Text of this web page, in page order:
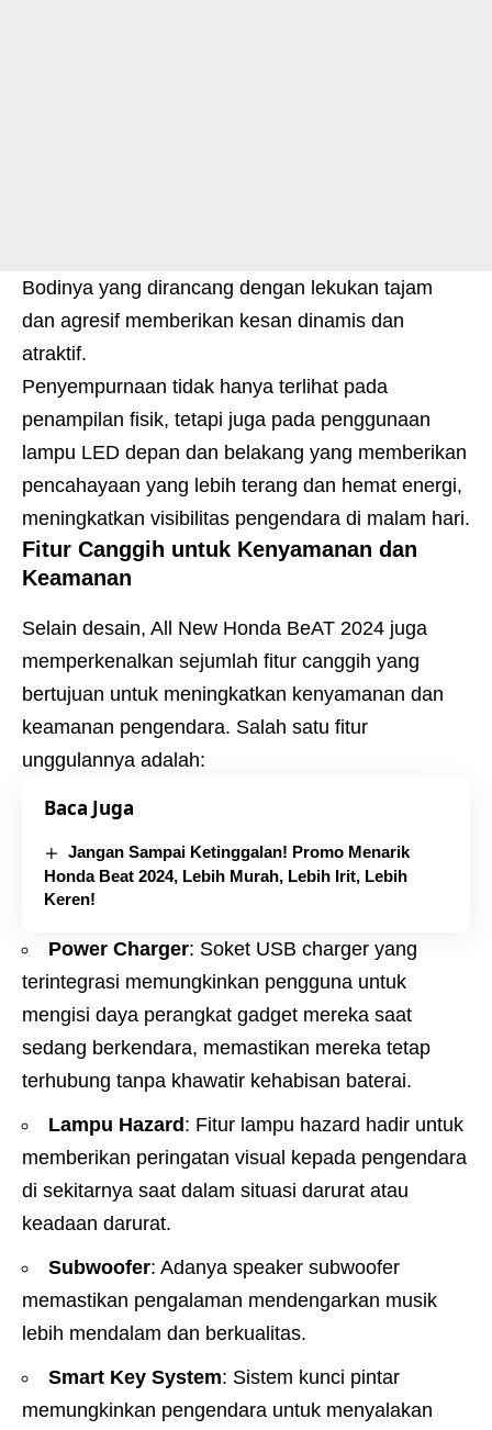
Bodinya yang dirancang dengan lekukan tajam
dan agresif memberikan kesan dinamis dan
atraktif.
Penyempurnaan tidak hanya terlihat pada
penampilan fisik, tetapi juga pada penggunaan
lampu LED depan dan belakang yang memberikan
pencahayaan yang lebih terang dan hemat energi,
meningkatkan visibilitas pengendara di malam hari.
Fitur Canggih untuk Kenyamanan dan
Keamanan
Selain desain, All New Honda BeAT 2024 juga
memperkenalkan sejumlah fitur canggih yang
bertujuan untuk meningkatkan kenyamanan dan
keamanan pengendara. Salah satu fitur
unggulannya adalah:
Baca Juga
Jangan Sampai Ketinggalan! Promo Menarik
Honda Beat 2024, Lebih Murah, Lebih Irit, Lebih
Keren!
Power Charger: Soket USB charger yang
terintegrasi memungkinkan pengguna untuk
mengisi daya perangkat gadget mereka saat
sedang berkendara, memastikan mereka tetap
terhubung tanpa khawatir kehabisan baterai.
Lampu Hazard: Fitur lampu hazard hadir untuk
memberikan peringatan visual kepada pengendara
di sekitarnya saat dalam situasi darurat atau
keadaan darurat.
Subwoofer: Adanya speaker subwoofer
memastikan pengalaman mendengarkan musik
lebih mendalam dan berkualitas.
Smart Key System: Sistem kunci pintar
memungkinkan pengendara untuk menyalakan